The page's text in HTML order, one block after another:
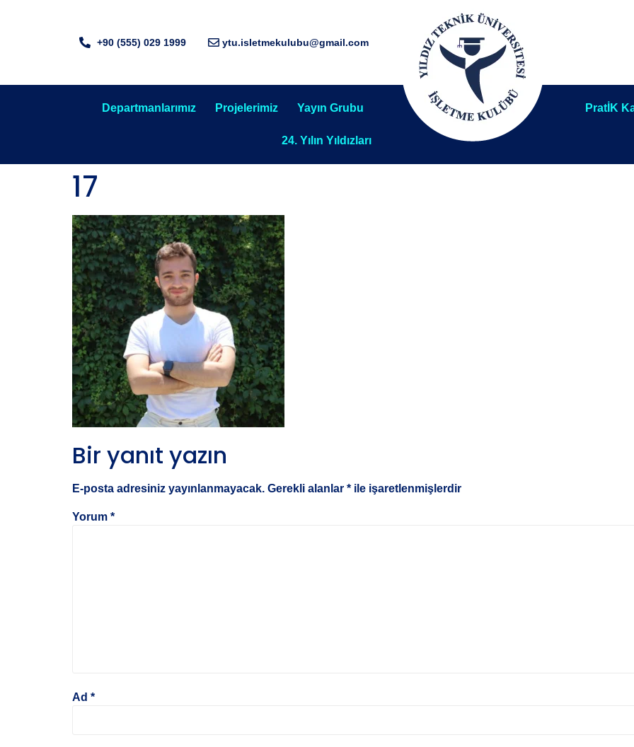
+90 (555) 029 1999 ytu.isletmekulubu@gmail.com
Departmanlarımız Projelerimiz Yayın Grubu
24. Yılın Yıldızları
PratİK
17
Bir yanıt yazın
E-posta adresiniz yayınlanmayacak. Gerekli alanlar * ile işaretlenmişlerdir
Yorum *
Ad *